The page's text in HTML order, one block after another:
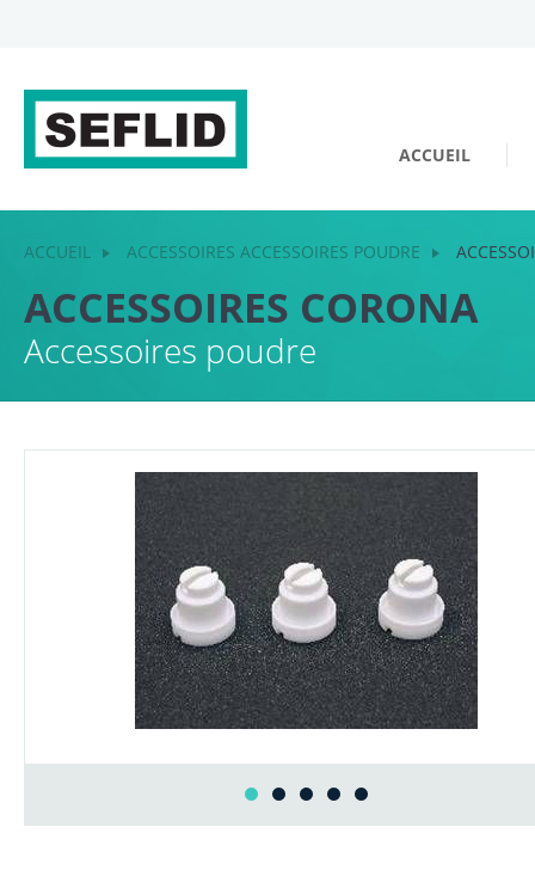
ACCUEIL
ACCUEIL ACCESSOIRES ACCESSOIRES POUDRE
ACCESSOIRES CORONA
Accessoires poudre